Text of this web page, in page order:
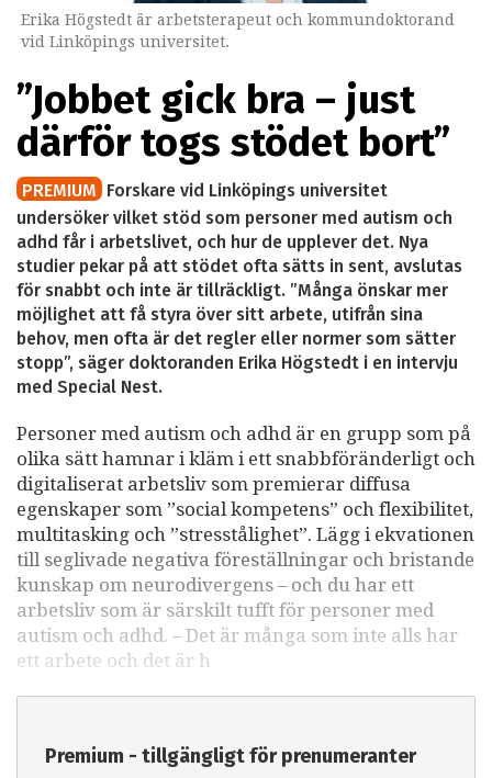
Erika Högstedt är arbetsterapeut och kommundoktorand
vid Linköpings universitet.
”Jobbet gick bra – just
därför togs stödet bort”
PREMIUM Forskare vid Linköpings universitet
undersöker vilket stöd som personer med autism och
adhd får i arbetslivet, och hur de upplever det. Nya
studier pekar på att stödet ofta sätts in sent, avslutas
för snabbt och inte är tillräckligt. ”Många önskar mer
möjlighet att få styra över sitt arbete, utifrån sina
behov, men ofta är det regler eller normer som sätter
stopp”, säger doktoranden Erika Högstedt i en intervju
med Special Nest.
Personer med autism och adhd är en grupp som på
olika sätt hamnar i kläm i ett snabbföränderligt och
digitaliserat arbetsliv som premierar diffusa
egenskaper som ”social kompetens” och flexibilitet,
multitasking och ”stresstålighet”. Lägg i ekvationen
till seglivade negativa föreställningar och bristande
kunskap om neurodivergens – och du har ett
arbetsliv som är särskilt tufft för personer med
autism och adhd. – Det är många som inte alls har
ett arbete och det är h
Premium - tillgängligt för prenumeranter